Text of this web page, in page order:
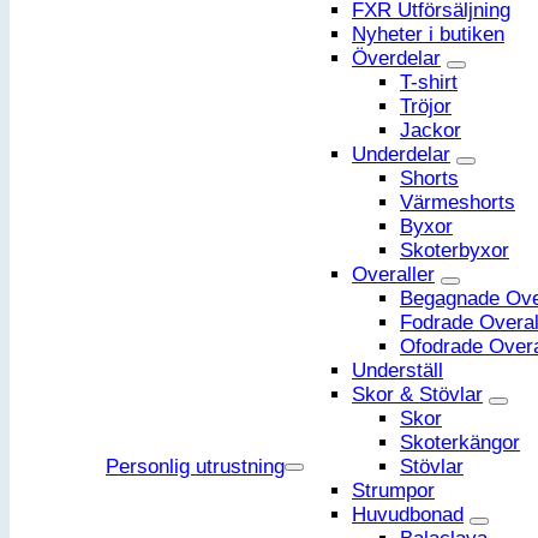
Personlig utrustning
FXR Utförsäljning
Nyheter i butiken
Överdelar
T-shirt
Tröjor
Jackor
Underdelar
Shorts
Värmeshorts
Byxor
Skoterbyxor
Overaller
Begagnade
Fodrade
Ofodrade
Underställ
Skor & Stövlar
Skor
Skoterkängor
Stövlar
Strumpor
Huvudbonad